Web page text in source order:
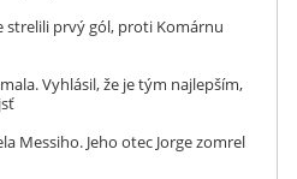
strelili prvý gól, proti Komárnu
Vyhlásil, že je tým najlepším,
Messiho. Jeho otec Jorge zomrel